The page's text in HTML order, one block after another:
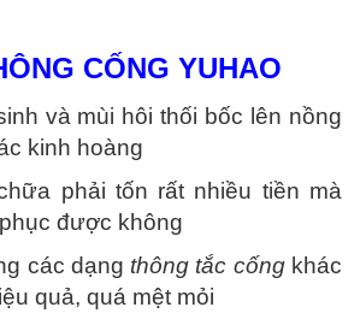
CỐNG YUHAO
và mùi hôi thối bốc lên nồng
kinh hoàng
phải tốn rất nhiều tiền mà
được không
các dạng thông tắc cốngkhác
quả, quá mệt mỏi